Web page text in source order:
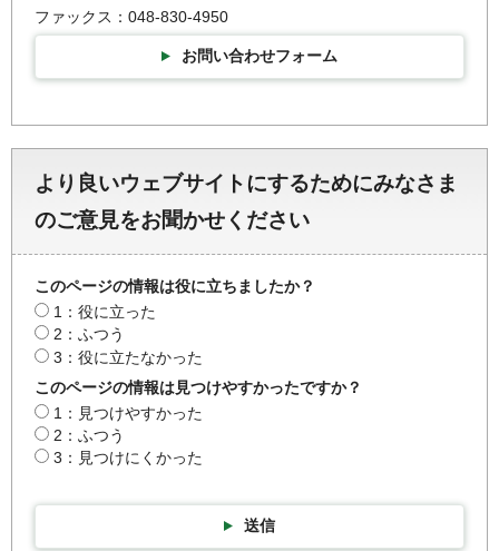
ファックス：048-830-4950
お問い合わせフォーム
より良いウェブサイトにするためにみなさま
のご意見をお聞かせください
このページの情報は役に立ちましたか？
1：役に立った
2：ふつう
3：役に立たなかった
このページの情報は見つけやすかったですか？
1：見つけやすかった
2：ふつう
3：見つけにくかった
送信